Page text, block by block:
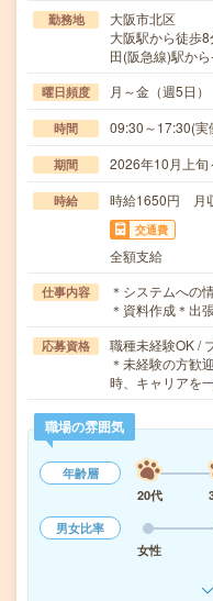
勤務地
大阪市北区
大阪駅から徒歩
田(阪急線)駅か
曜日頻度 月～金（週5日
時間 09:30～17:30(
期間 2026年10月上
時給 時給1650円 月
交通費
全額支給
仕事内容
＊システムへの
＊資料作成＊出
応募資格
職種未経験OK /
＊未経験の方歓
時、キャリアを
職場の雰囲気
年齢層
20代
男女比率
女性